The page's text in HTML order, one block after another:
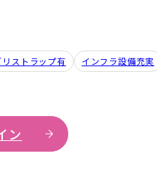
リストラップ有
インフラ設備充実
ン